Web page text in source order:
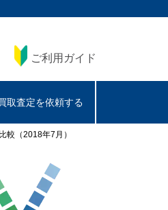
ご利用ガイド
取査定を依頼する
較（2018年7月）